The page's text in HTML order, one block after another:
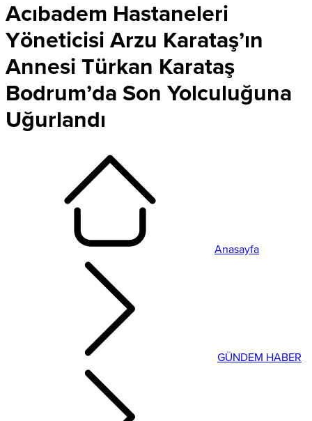
Acıbadem Hastaneleri
Yöneticisi Arzu Karataş’ın
Annesi Türkan Karataş
Bodrum’da Son Yolculuğuna
Uğurlandı
Anasayfa
GÜNDEM HABER